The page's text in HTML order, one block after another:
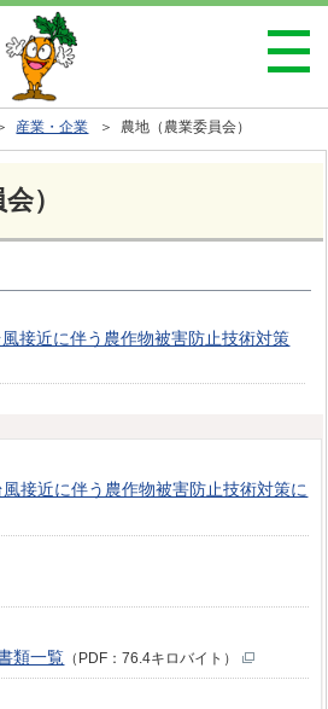
産業・企業 ＞ 農地（農業委員会）
）
接近に伴う農作物被害防止技術対策
接近に伴う農作物被害防止技術対策に
類一覧 （PDF：76.4キロバイト）